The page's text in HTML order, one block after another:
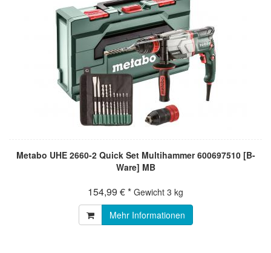
Metabo UHE 2660-2 Quick Set Multihammer 600697510 [B-
Ware] MB
154,99 € * Gewicht 3 kg
Mehr Informationen